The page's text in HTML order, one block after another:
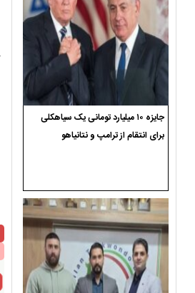
جایزه ۱۰ میلیارد تومانی یک سیاهکلی
برای انتقام از ترامپ و نتانیاهو